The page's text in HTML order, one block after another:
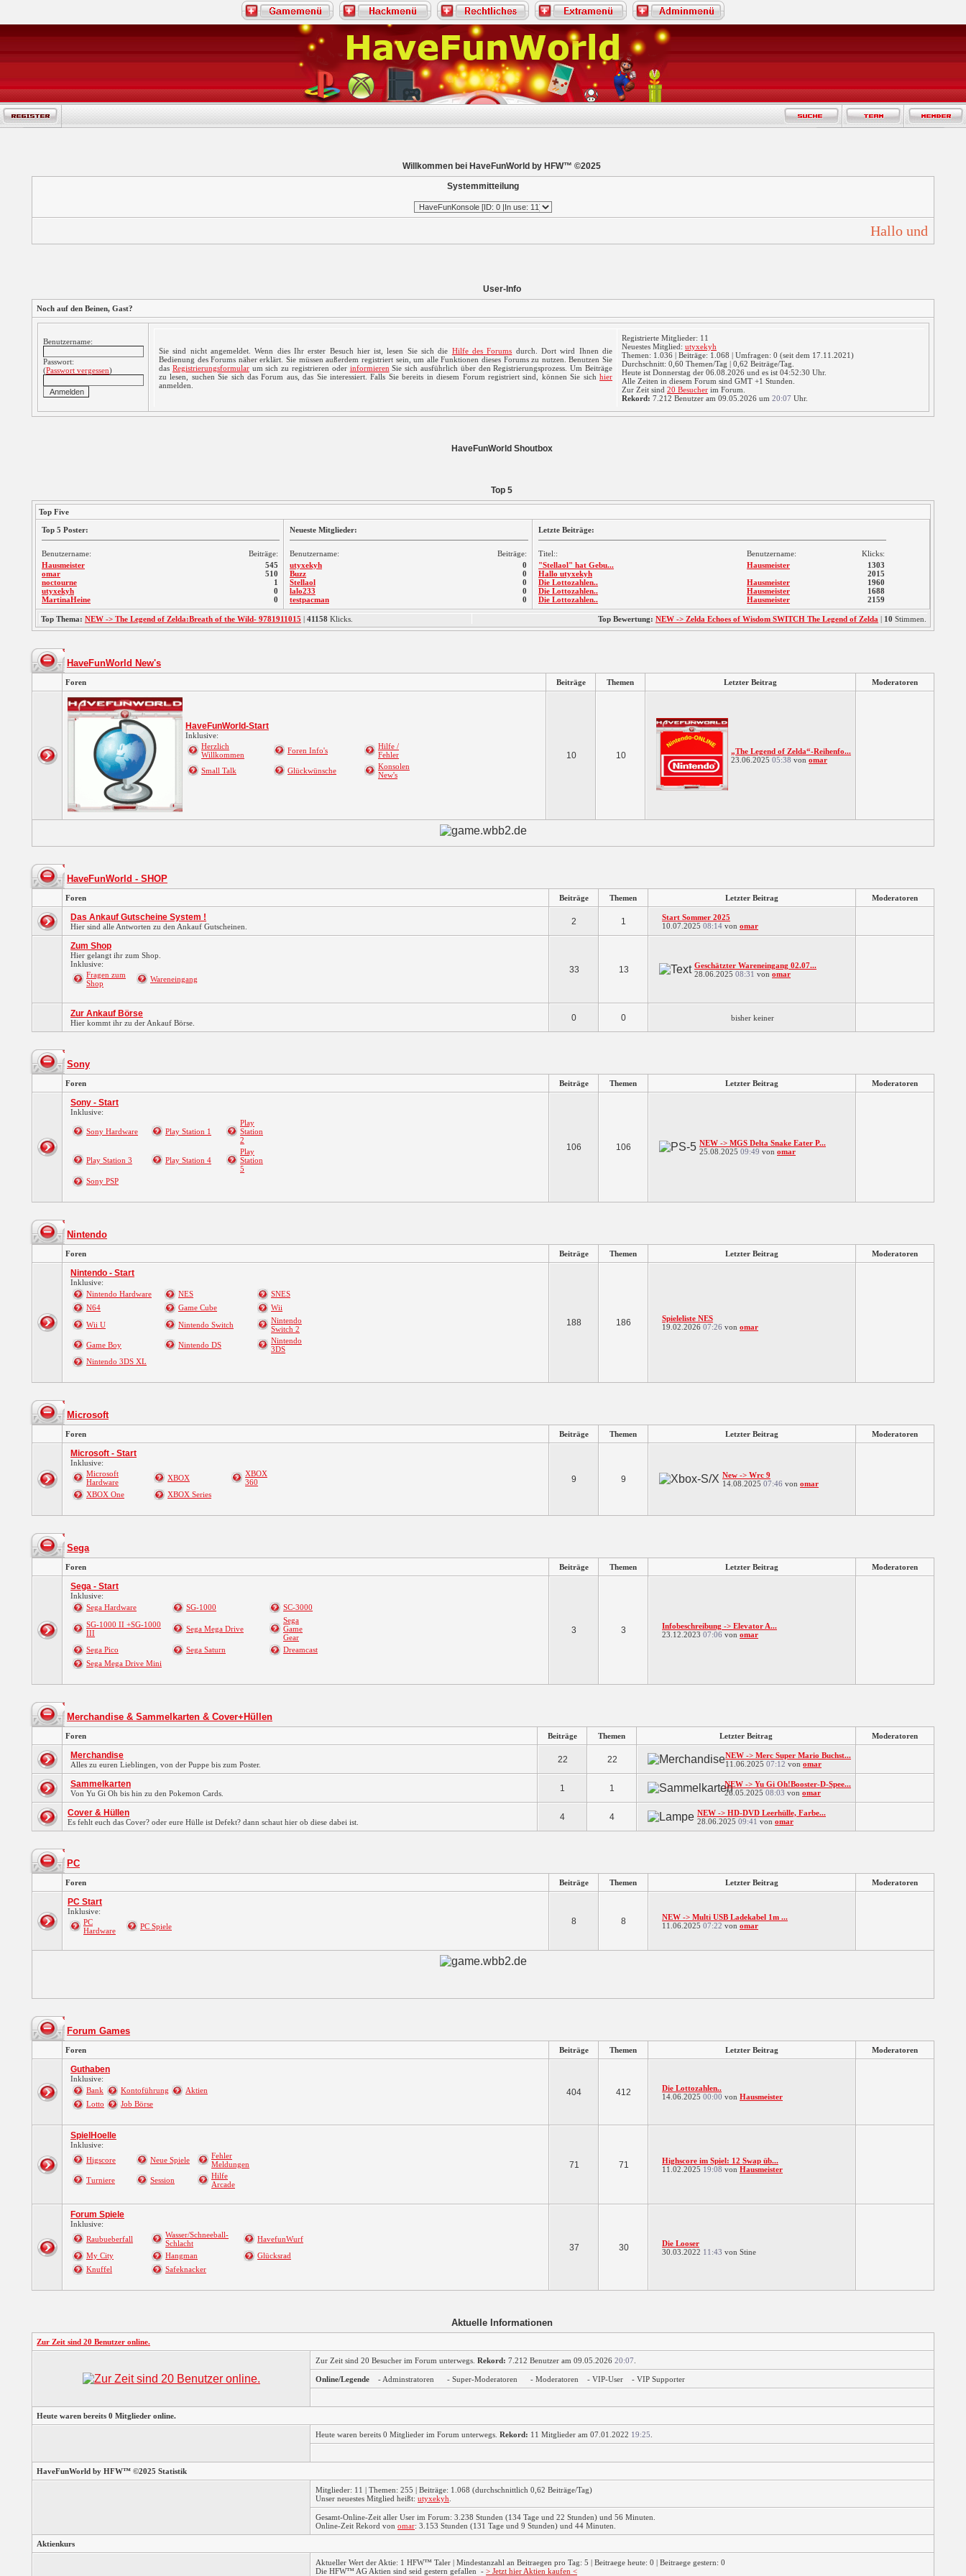
Willkommen bei HaveFunWorld by HFW™ ©2025
Systemmitteilung
Hallo und
User-Info
Noch auf den Beinen, Gast?
Benutzername:
Passwort:
(Passwort vergessen)
Sie sind nicht angemeldet. Wenn dies Ihr erster Besuch hier ist, lesen Sie sich die Hilfe des Forums durch. Dort wird Ihnen die
Bedienung des Forums näher erklärt. Sie müssen außerdem registriert sein, um alle Funktionen dieses Forums zu nutzen. Benutzen Sie
das Registrierungsformularum sich zu registrieren oder informieren Sie sich ausführlich über den Registrierungsprozess. Um Beiträge
zu lesen, suchen Sie sich das Forum aus, das Sie interessiert. Falls Sie bereits in diesem Forum registriert sind, können Sie sich hier
anmelden.
Registrierte Mitglieder: 11
Neuestes Mitglied: utyxekyh
Themen: 1.036 | Beiträge: 1.068 | Umfragen: 0 (seit dem 17.11.2021)
Durchschnitt: 0,60 Themen/Tag | 0,62 Beiträge/Tag.
Heute ist Donnerstag der 06.08.2026 und es ist 04:52:31 Uhr.
Alle Zeiten in diesem Forum sind GMT +1 Stunden.
Zur Zeit sind 20 Besucher im Forum.
Rekord: 7.212 Benutzer am 09.05.2026 um 20:07 Uhr.
HaveFunWorld Shoutbox
Top 5
Top Five
Top 5 Poster:
Benutzername:
Beiträge:
Hausmeister
omar
noctourne
utyxekyh
MartinaHeine
545
510
1
0
0
Neueste Mitglieder:
Benutzername:
Beiträge:
utyxekyh
Buzz
Stellaol
lalo233
testpacman
0
0
0
0
0
Letzte Beiträge:
Titel:: Benutzername:
Klicks:
"Stellaol" hat Gebu...
Hallo utyxekyh
Die Lottozahlen..
Die Lottozahlen..
Die Lottozahlen..
Hausmeister
Hausmeister
Hausmeister
Hausmeister
1303
2015
1960
1688
2159
Top Thema: NEW -> The Legend of Zelda:Breath of the Wild- 9781911015 | 41158 Klicks. Top Bewertung: NEW -> Zelda Echoes of Wisdom SWITCH The Legend of Zelda | 10 Stimmen.
HaveFunWorld New's
Foren Beiträge Themen Letzter Beitrag Moderatoren
HaveFunWorld-Start
Inklusive:
Herzlich
Willkommen
Foren Info's
Hilfe /
Fehler
Small Talk
Glückwünsche
Konsolen
New's
10 10
„The Legend of Zelda“-Reihenfo...
23.06.2025 05:38 von omar
HaveFunWorld - SHOP
Foren Beiträge Themen Letzter Beitrag Moderatoren
Das Ankauf Gutscheine System !
Hier sind alle Antworten zu den Ankauf Gutscheinen. 2 1
Start Sommer 2025
10.07.2025 08:14 von omar
Zum Shop
Hier gelangt ihr zum Shop.
Inklusive:
Fragen zum
Shop
Wareneingang
33 13
Geschätzter Wareneingang 02.07...
28.06.2025 08:31 von omar
Zur Ankauf Börse
Hier kommt ihr zu der Ankauf Börse. 0 0 bisher keiner
Sony
Foren Beiträge Themen Letzter Beitrag Moderatoren
Sony - Start
Inklusive:
Sony Hardware Play Station 1
Play
Station
2
Play Station 3 Play Station 4
Play
Station
5
Sony PSP
106 106
NEW -> MGS Delta Snake Eater P...
25.08.2025 09:49 von omar
Nintendo
Foren Beiträge Themen Letzter Beitrag Moderatoren
Nintendo - Start
Inklusive:
Nintendo Hardware
NES
SNES
N64
Game Cube
Wii
Wii U
Nintendo Switch
Nintendo
Switch 2
Game Boy
Nintendo DS
Nintendo
3DS
Nintendo 3DS XL
188 186
Spieleliste NES
19.02.2026 07:26 von omar
Microsoft
Foren Beiträge Themen Letzter Beitrag Moderatoren
Microsoft - Start
Inklusive:
Microsoft
Hardware
XBOX
XBOX
360
XBOX One
XBOX Series
9 9
New -> Wrc 9
14.08.2025 07:46 von omar
Sega
Foren Beiträge Themen Letzter Beitrag Moderatoren
Sega - Start
Inklusive:
Sega Hardware
SG-1000
SC-3000
SG-1000 II +SG-1000
III
Sega Mega Drive
Sega
Game
Gear
Sega Pico
Sega Saturn
Dreamcast
Sega Mega Drive Mini
3 3
Infobeschreibung -> Elevator A...
23.12.2023 07:06 von omar
Merchandise & Sammelkarten & Cover+Hüllen
Foren Beiträge Themen Letzter Beitrag Moderatoren
Merchandise
Alles zu euren Lieblingen, von der Puppe bis zum Poster. 22 22
NEW -> Merc Super Mario Buchst...
11.06.2025 07:12 von omar
Sammelkarten
Von Yu Gi Oh bis hin zu den Pokemon Cards. 1 1
NEW -> Yu Gi Oh!Booster-D-Spee...
26.05.2025 08:03 von omar
Cover & Hüllen
Es fehlt euch das Cover? oder eure Hülle ist Defekt? dann schaut hier ob diese dabei ist. 4 4
NEW -> HD-DVD Leerhülle, Farbe...
28.06.2025 09:41 von omar
PC
Foren Beiträge Themen Letzter Beitrag Moderatoren
PC Start
Inklusive:
PC
Hardware
PC Spiele 8 8
NEW -> Multi USB Ladekabel 1m ...
11.06.2025 07:22 von omar
Forum Games
Foren Beiträge Themen Letzter Beitrag Moderatoren
Guthaben
Inklusive:
Bank
Kontoführung
Aktien
Lotto
Job Börse
404 412
Die Lottozahlen..
14.06.2025 00:00 von Hausmeister
SpielHoelle
Inklusive:
Higscore
Neue Spiele
Fehler
Meldungen
Turniere
Session
Hilfe
Arcade
71 71
Highscore im Spiel: 12 Swap üb...
11.02.2025 19:08 von Hausmeister
Forum Spiele
Inklusive:
Raubueberfall
Wasser/Schneeball-
Schlacht
HavefunWurf
My City
Hangman
Glücksrad
Knuffel
Safeknacker
37 30
Die Looser
30.03.2022 11:43 von Stine
Aktuelle Informationen
Zur Zeit sind 20 Benutzer online.
Zur Zeit sind 20 Besucher im Forum unterwegs. Rekord: 7.212 Benutzer am 09.05.2026 20:07
Online/Legende - Adminstratoren - Super-Moderatoren - Moderatoren - VIP-User - VIP Supporter
Heute waren bereits 0 Mitglieder online.
Heute waren bereits 0 Mitglieder im Forum unterwegs. Rekord: 11 Mitglieder am 07.01.2022 19:25
HaveFunWorld by HFW™ ©2025 Statistik
Mitglieder: 11 | Themen: 255 | Beiträge: 1.068 (durchschnittlich 0,62 Beiträge/Tag)
Unser neuestes Mitglied heißt: utyxekyh
Gesamt-Online-Zeit aller User im Forum: 3.238 Stunden (134 Tage und 22 Stunden) und 56 Minuten.
Online-Zeit Rekord von omar: 3.153 Stunden (131 Tage und 9 Stunden) und 44 Minuten.
Aktienkurs
Aktueller Wert der Aktie: 1 HFW™ Taler | Mindestanzahl an Beitraegen pro Tag: 5 | Beitraege heute: 0 | Beitraege gestern: 0
Die HFW™ AG Aktien sind seid gestern gefallen - > Jetzt hier Aktien kaufen <